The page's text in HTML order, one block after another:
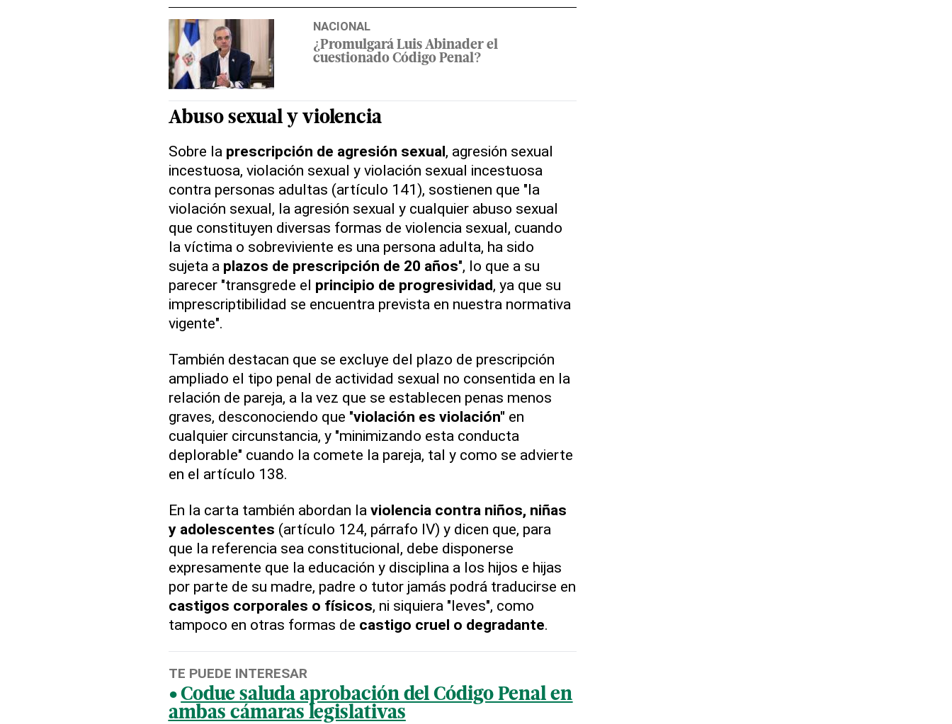
NACIONAL
¿Promulgará Luis Abinader el
cuestionado Código Penal?
Abuso sexual y violencia
Sobre la prescripción de agresión sexual, agresión sexual
incestuosa, violación sexual y violación sexual incestuosa
contra personas adultas (artículo 141), sostienen que "la
violación sexual, la agresión sexual y cualquier abuso sexual
que constituyen diversas formas de violencia sexual, cuando
la víctima o sobreviviente es una persona adulta, ha sido
sujeta a plazos de prescripción de 20 años", lo que a su
parecer "transgrede el principio de progresividad, ya que su
imprescriptibilidad se encuentra prevista en nuestra normativa
vigente".
También destacan que se excluye del plazo de prescripción
ampliado el tipo penal de actividad sexual no consentida en la
relación de pareja, a la vez que se establecen penas menos
graves, desconociendo que "violación es violación" en
cualquier circunstancia, y "minimizando esta conducta
deplorable" cuando la comete la pareja, tal y como se advierte
en el artículo 138.
En la carta también abordan la violencia contra niños, niñas
y adolescentes (artículo 124, párrafo IV) y dicen que, para
que la referencia sea constitucional, debe disponerse
expresamente que la educación y disciplina a los hijos e hijas
por parte de su madre, padre o tutor jamás podrá traducirse en
castigos corporales o físicos, ni siquiera "leves", como
tampoco en otras formas de castigo cruel o degradante.
TE PUEDE INTERESAR
Codue saluda aprobación del Código Penal en
ambas cámaras legislativas